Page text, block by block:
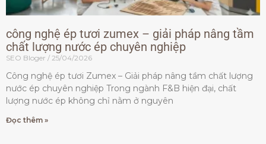
công nghệ ép tươi zumex – giải pháp nâng tầm
chất lượng nước ép chuyên nghiệp
SEO Bloger 25/04/2026
Công nghệ ép tươi Zumex – Giải pháp nâng tầm chất lượng
nước ép chuyên nghiệp Trong ngành F&B hiện đại, chất
lượng nước ép không chỉ nằm ở nguyên
Đọc thêm »